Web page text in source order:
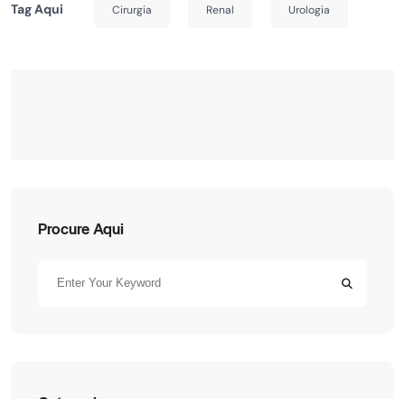
Tag Aqui Cirurgia Renal Urologia
Procure Aqui